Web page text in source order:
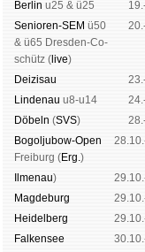
Ber­lin u25 & ü25
Senioren-SEM ü50
& ü65 Dres­den-Co­
schütz ( live)
Dei­zi­sau
Lin­de­nau u8-u14
Dö­beln (SVS)
Bogoljubow-Open
Frei­burg (Erg.)
Il­me­nau)
Mag­de­burg
Hei­del­berg
Fal­ken­see